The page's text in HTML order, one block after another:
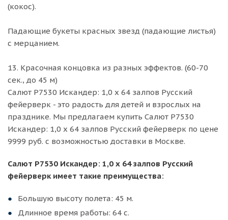
(кокос).
Падающие букеты красных звезд (падающие листья)
с мерцанием.
13. Красочная концовка из разных эффектов. (60-70
сек., до 45 м)
Салют Р7530 Искандер: 1,0 х 64 залпов Русский
фейерверк - это радость для детей и взрослых на
празднике. Мы предлагаем купить Салют Р7530
Искандер: 1,0 х 64 залпов Русский фейерверк по цене
9999 руб. с возможностью доставки в Москве.
Салют Р7530 Искандер: 1,0 х 64 залпов Русский
фейерверк имеет такие преимущества:
Большую высоту полета: 45 м.
Длинное время работы: 64 с.